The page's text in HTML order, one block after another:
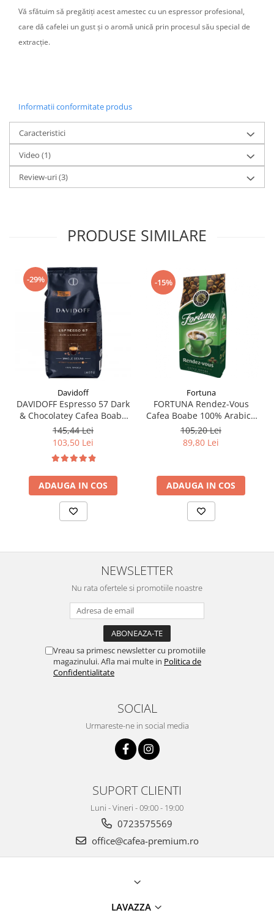
Vă sfătuim să pregătiți acest amestec cu un espressor profesional,
care dă cafelei un gust și o aromă unică prin procesul său special de
extracție.
Informatii conformitate produs
Caracteristici
Video (1)
Review-uri(3)
PRODUSE SIMILARE
-29%
Davidoff
DAVIDOFF Espresso 57 Dark
& Chocolatey Cafea Boabe
1Kg
145,44 Lei
103,50 Lei
ADAUGA IN COS
-15%
Fortuna
FORTUNA Rendez-Vous
Cafea Boabe 100% Arabica
1Kg
105,20 Lei
89,80 Lei
ADAUGA IN COS
NEWSLETTER
Nu rata ofertele si promotiile noastre
Vreau sa primesc newsletter cu promotiile
magazinului. Afla mai multe in Politica de
Confidentialitate
SOCIAL
Urmareste-ne in social media
SUPORT CLIENTI
Luni - Vineri - 09:00 - 19:00
0723575569
office@cafea-premium.ro
LAVAZZA